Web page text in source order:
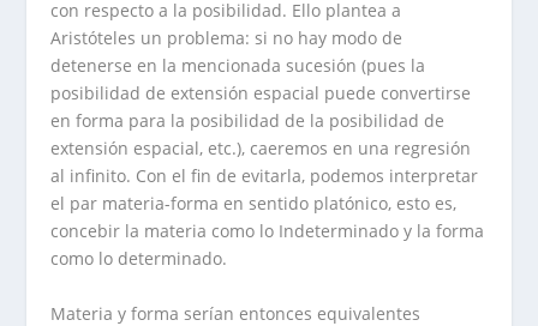
con respecto a la posibilidad. Ello plantea a
Aristóteles un problema: si no hay modo de
detenerse en la mencionada sucesión (pues la
posibilidad de extensión espacial puede convertirse
en forma para la posibilidad de la posibilidad de
extensión espacial, etc.), caeremos en una regresión
al infinito. Con el fin de evitarla, podemos interpretar
el par materia-forma en sentido platónico, esto es,
concebir la materia como lo Indeterminado y la forma
como lo determinado.
Materia y forma serían entonces equivalentes